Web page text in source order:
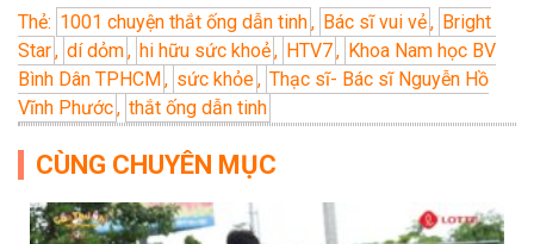
Thẻ: 1001 chuyện thắt ống dẫn tinh, Bác sĩ vui vẻ, Bright
Star, dí dỏm, hi hữu sức khoẻ, HTV7, Khoa Nam học BV
Bình Dân TPHCM, sức khỏe, Thạc sĩ- Bác sĩ Nguyễn Hồ
Vĩnh Phước, thắt ống dẫn tinh
CÙNG CHUYÊN MỤC